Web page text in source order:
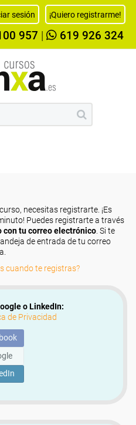
sesión ¡Quiero registrarme!
957 619 926 324
necesitas registrarte. ¡Es
Puedes registrarte a través
con tu correo electrónico . Si te
de entrada de tu correo
cuando te registras?
o LinkedIn:
de Privacidad